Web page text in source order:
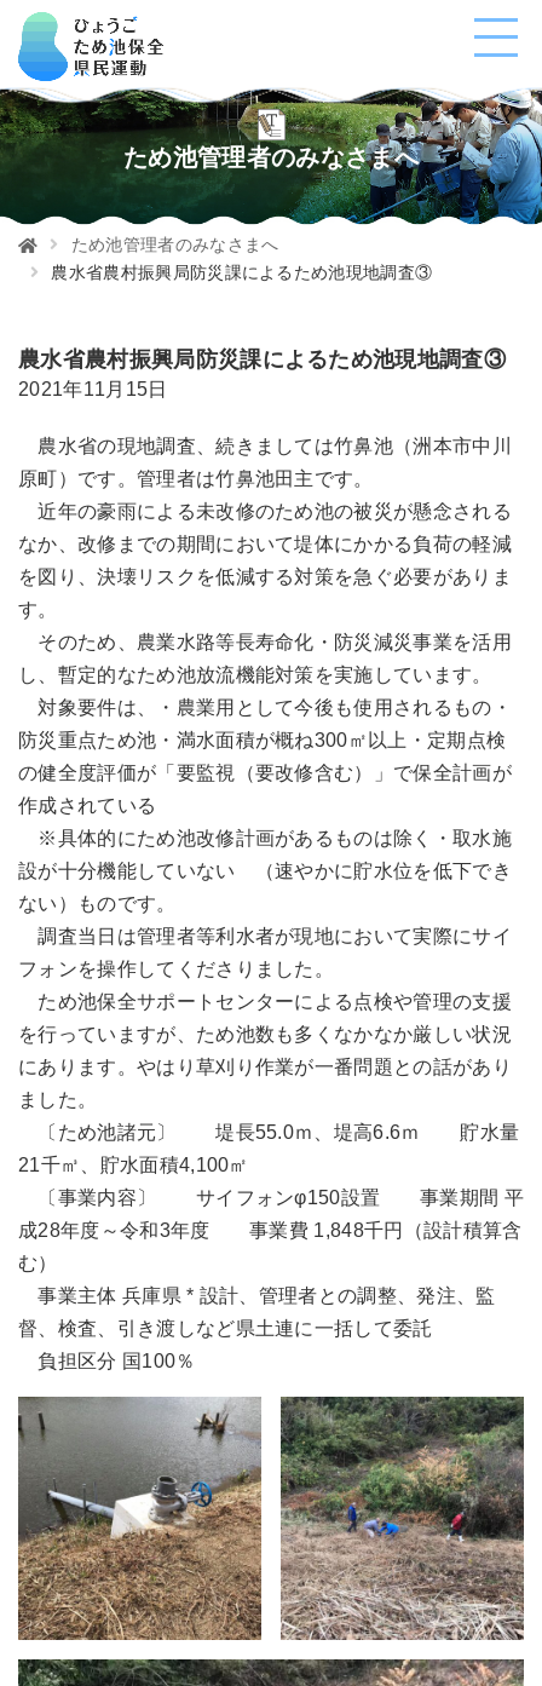
ため池管理者のみなさまへ
ため池管理者のみなさまへ
農水省農村振興局防災課によるため池現地調査③
農水省農村振興局防災課によるため池現地調査③
2021年11月15日
農水省の現地調査、続きましては竹鼻池（洲本市中川
原町）です。管理者は竹鼻池田主です。
近年の豪雨による未改修のため池の被災が懸念される
なか、改修までの期間において堤体にかかる負荷の軽減
を図り、決壊リスクを低減する対策を急ぐ必要がありま
す。
そのため、農業水路等長寿命化・防災減災事業を活用
し、暫定的なため池放流機能対策を実施しています。
対象要件は、・農業用として今後も使用されるもの・
防災重点ため池・満水面積が概ね300㎡以上・定期点検
の健全度評価が「要監視（要改修含む）」で保全計画が
作成されている
※具体的にため池改修計画があるものは除く・取水施
設が十分機能していない （速やかに貯水位を低下でき
ない）ものです。
調査当日は管理者等利水者が現地において実際にサイ
フォンを操作してくださりました。
ため池保全サポートセンターによる点検や管理の支援
を行っていますが、ため池数も多くなかなか厳しい状況
にあります。やはり草刈り作業が一番問題との話があり
ました。
〔ため池諸元〕 堤長55.0ｍ、堤高6.6ｍ 貯水量
21千㎥、貯水面積4,100㎡
〔事業内容〕 サイフォンφ150設置 事業期間 平
成28年度～令和3年度 事業費 1,848千円（設計積算含
む）
事業主体 兵庫県 * 設計、管理者との調整、発注、監
督、検査、引き渡しなど県土連に一括して委託
負担区分 国100％